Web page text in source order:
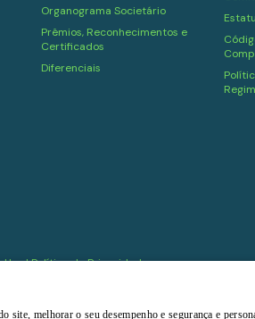
Organograma Societário
Prêmios, Reconhecimentos e
Certificados
Diferenciais
Uso|Política de Privacidade
Powered
melhorar o seu desempenho e segurança e